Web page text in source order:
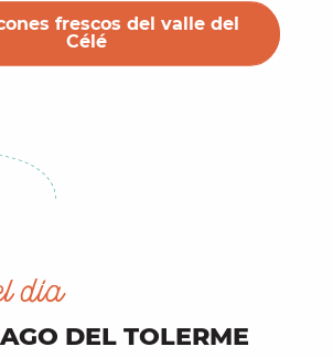
frescos del valle del
Célé
día
DEL TOLERME